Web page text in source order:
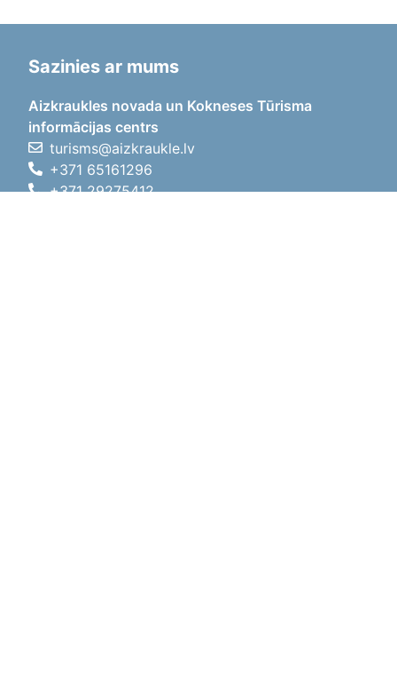
Sazinies ar mums
Aizkraukles novada un Kokneses Tūrisma
informācijas centrs
turisms@aizkraukle.lv
+371 65161296
+371 29275412